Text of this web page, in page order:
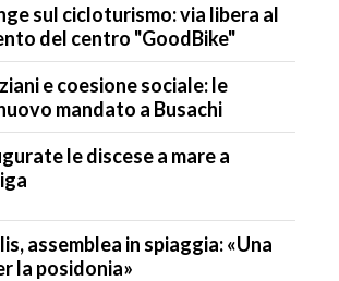
sul cicloturismo: via libera al
del centro "GoodBike"
e coesione sociale: le
mandato a Busachi
le discese a mare a
assemblea in spiaggia: «Una
la posidonia»